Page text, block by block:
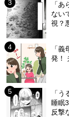
「
ない
視？
「
発！
「
睡眠
反撃